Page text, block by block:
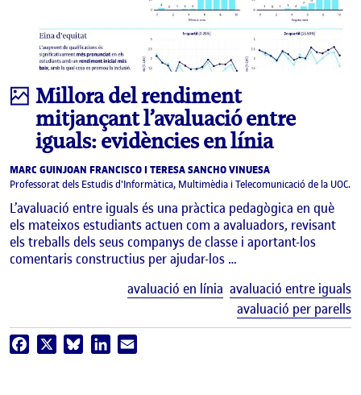
Infografia
Millora del rendiment
mitjançant l’avaluació entre
iguals: evidències en línia
MARC GUINJOAN FRANCISCO I TERESA SANCHO VINUESA
Professorat dels Estudis d'Informàtica, Multimèdia i Telecomunicació de la UOC.
L’avaluació entre iguals és una pràctica pedagògica en què
els mateixos estudiants actuen com a avaluadors, revisant
els treballs dels seus companys de classe i aportant-los
comentaris constructius per ajudar-los …
avaluació en línia avaluació entre iguals
avaluació per parells
Facebook BlueskyLinkedIn